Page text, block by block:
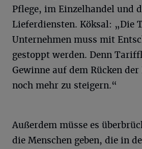
Pflege, im Einzelhandel und
Lieferdiensten. Köksal: „Die
Unternehmen muss mit
gestoppt werden. Denn
Gewinne auf dem Rücken
noch mehr zu steigern.“
Außerdem müsse es
die Menschen geben, die in